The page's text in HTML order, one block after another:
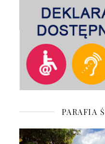
PARAFIA